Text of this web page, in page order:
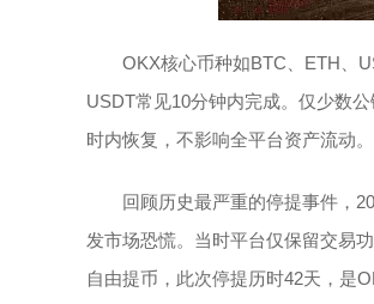
OKX核心币种如BTC、ETH、
USDT常见10分钟内完成。仅少数
时内恢复，不影响全平台资产流动
回顾历史最严重的停提事件，
发市场恐慌。当时平台仅保留交易
自由提币，此次停提历时42天，是